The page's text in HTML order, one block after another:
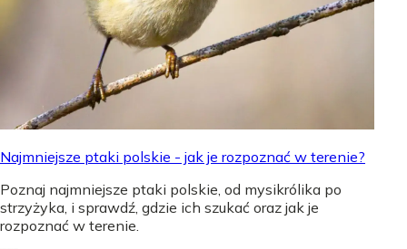
Najmniejsze ptaki polskie - jak je rozpoznać w terenie?
Poznaj najmniejsze ptaki polskie, od mysikrólika po
strzyżyka, i sprawdź, gdzie ich szukać oraz jak je
rozpoznać w terenie.